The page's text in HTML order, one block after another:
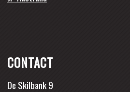
CONTACT
De Skilbank 9